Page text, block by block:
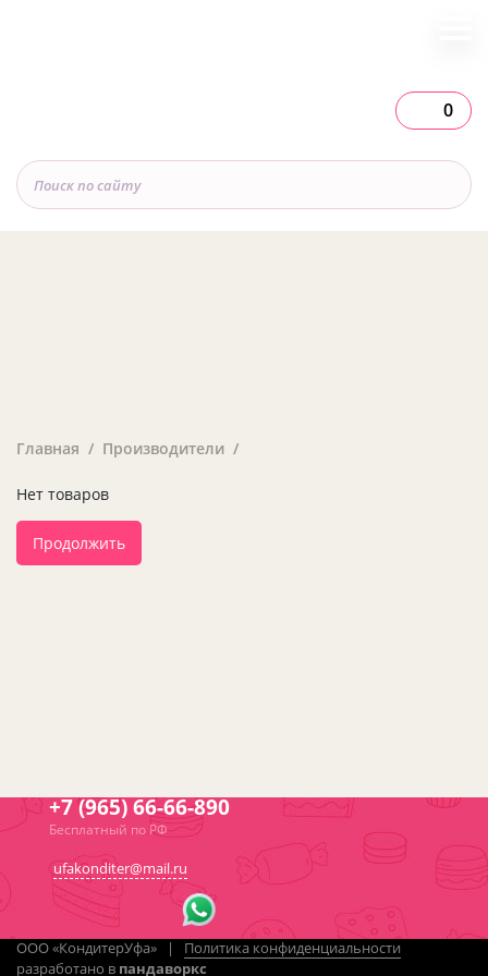
0
Главная Производители
Нет товаров
Продолжить
+7 (965) 66-66-890
Бесплатный по РФ
ufakonditer@mail.ru
ООО «КондитерУфа» | Политика конфиденциальности
разработано в пандаворкс